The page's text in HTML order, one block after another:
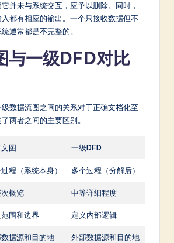
并未与系统交互，应予以删除。同时，
都有相应的输出。一个只接收数据但不
通常都是不完整的。
与一级DFD对比
数据流图之间的关系对于正确文档化至
两者之间的主要区别。
文图 一级DFD
程（系统本身） 多个过程（分解后）
概览 中等详细程度
围和边界 定义内部逻辑
据源和目的地 外部数据源和目的地